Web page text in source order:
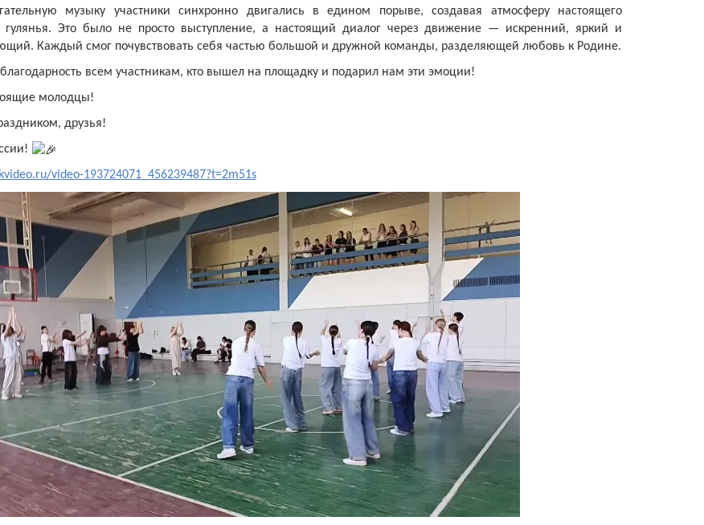
музыку участники синхронно двигались в едином порыве, создавая атмосферу настоящего
гулянья. Это было не просто выступление, а настоящий диалог через движение — искренний, яркий и
Каждый смог почувствовать себя частью большой и дружной команды, разделяющей любовь к Родине.
всем участникам, кто вышел на площадку и подарил нам эти эмоции!
молодцы!
друзья!
video-193724071_456239487?t=2m51s